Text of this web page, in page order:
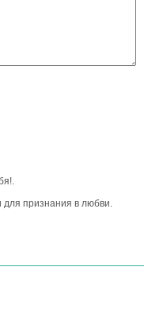
для признания в любви.